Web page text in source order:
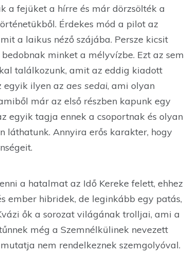
a fejüket a hírre és már dörzsölték a
Érdekes mód a pilot az
a laikus néző szájába. Persze kicsit
minket a mélyvízbe. Ezt az sem
találkozunk, amit az eddig kiadott
egyik ilyen az aes sedai, ami olyan
már az első részben kapunk egy
egyik tagja ennek a csoportnak és olyan
láthatunk. Annyira erős karakter, hogy
a hatalmat az Idő Kereke felett, ehhez
ember hibridek, de leginkább egy patás,
ők a sorozat világának trolljai, ami a
még a Szemnélkülinek nevezett
nem rendelkeznek szemgolyóval.